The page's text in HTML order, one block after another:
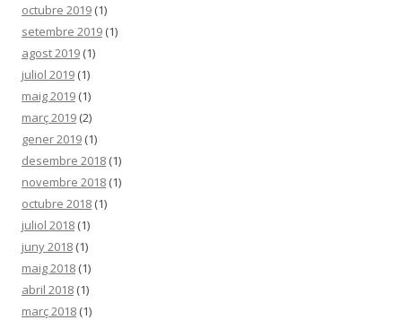
octubre 2019 (1)
setembre 2019 (1)
agost 2019 (1)
juliol 2019 (1)
maig 2019 (1)
març 2019 (2)
gener 2019 (1)
desembre 2018 (1)
novembre 2018 (1)
octubre 2018 (1)
juliol 2018 (1)
juny 2018 (1)
maig 2018 (1)
abril 2018 (1)
març 2018 (1)